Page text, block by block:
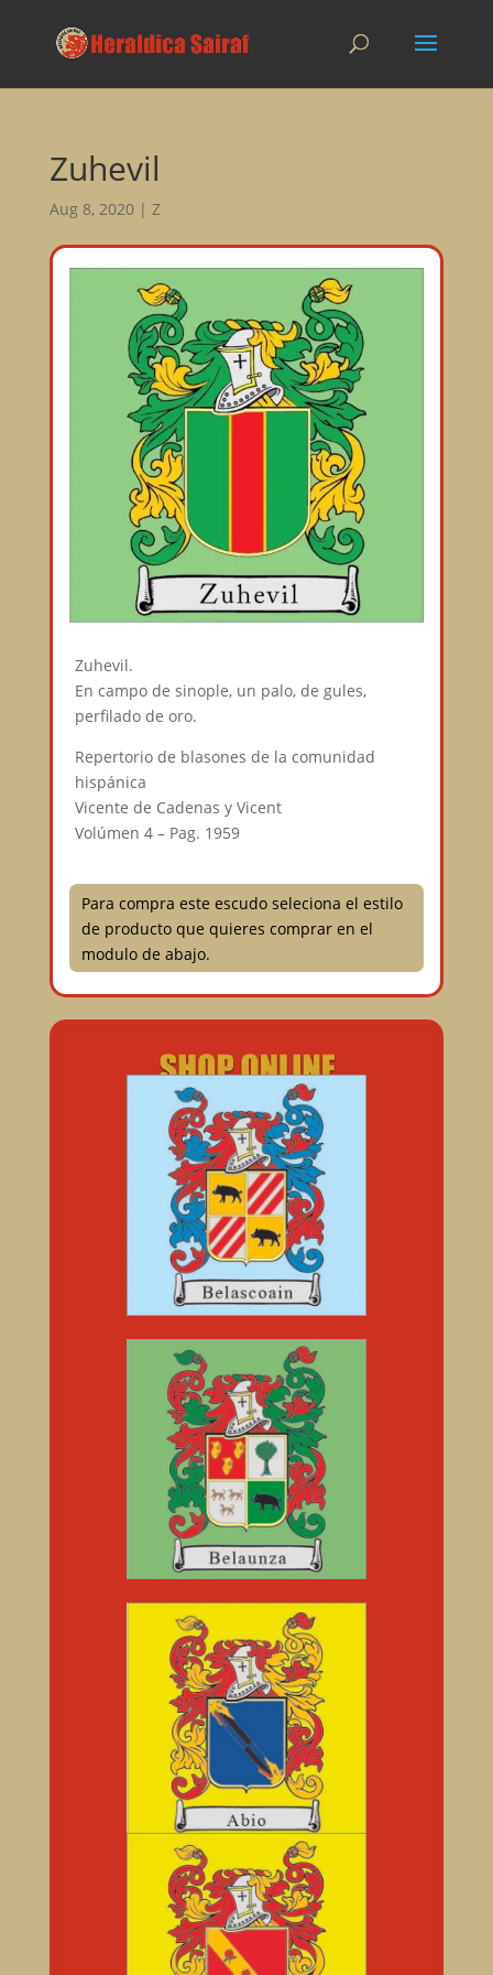
Zuhevil
Aug 8, 2020| Z
Zuhevil.
En campo de sinople, un palo, de gules,
perfilado de oro.
Repertorio de blasones de la comunidad
hispánica
Vicente de Cadenas y Vicent
Volúmen 4 – Pag. 1959
Para compra este escudo seleciona el estilo
de producto que quieres comprar en el
modulo de abajo.